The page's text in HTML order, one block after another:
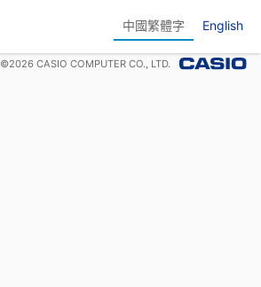
中國繁體字 English
©2026 CASIO COMPUTER CO., LTD.